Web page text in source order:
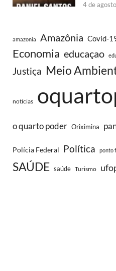
4 de
amazonia Amazônia Covid-
Economia educaçao
Justiça Meio
notícias
o quarto poder Oriximina
Polícia Federal Política ponto
SAÚDE saúde Turismo